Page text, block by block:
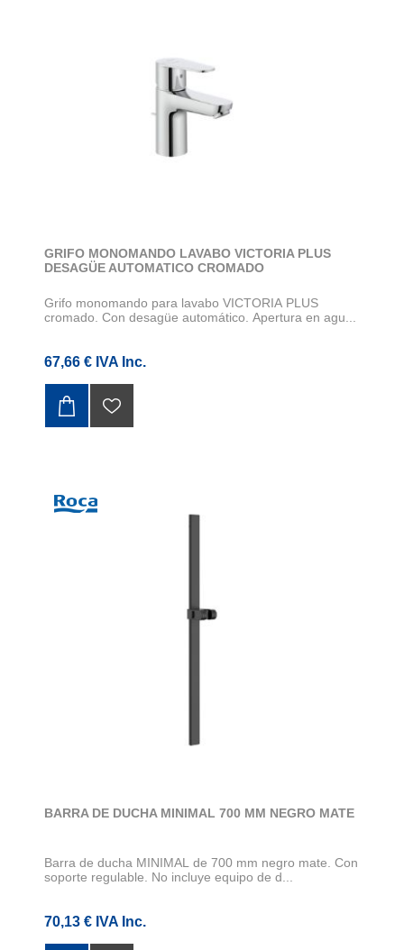
GRIFO MONOMANDO LAVABO VICTORIA PLUS
DESAGÜE AUTOMATICO CROMADO
Grifo monomando para lavabo VICTORIA PLUS
cromado. Con desagüe automático. Apertura en agu...
67,66 € IVA Inc.
BARRA DE DUCHA MINIMAL 700 MM NEGRO MATE
Barra de ducha MINIMAL de 700 mm negro mate. Con
soporte regulable. No incluye equipo de d...
70,13 € IVA Inc.